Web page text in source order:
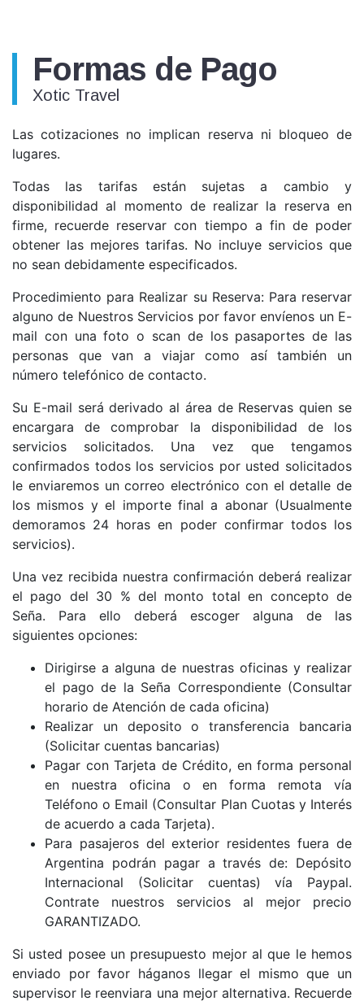
Formas de Pago
Xotic Travel
Las cotizaciones no implican reserva ni bloqueo de
lugares.
Todas las tarifas están sujetas a cambio y
disponibilidad al momento de realizar la reserva en
firme, recuerde reservar con tiempo a fin de poder
obtener las mejores tarifas. No incluye servicios que
no sean debidamente especificados.
Procedimiento para Realizar su Reserva: Para reservar
alguno de Nuestros Servicios por favor envíenos un E-
mail con una foto o scan de los pasaportes de las
personas que van a viajar como así también un
número telefónico de contacto.
Su E-mail será derivado al área de Reservas quien se
encargara de comprobar la disponibilidad de los
servicios solicitados. Una vez que tengamos
confirmados todos los servicios por usted solicitados
le enviaremos un correo electrónico con el detalle de
los mismos y el importe final a abonar (Usualmente
demoramos 24 horas en poder confirmar todos los
servicios).
Una vez recibida nuestra confirmación deberá realizar
el pago del 30 % del monto total en concepto de
Seña. Para ello deberá escoger alguna de las
siguientes opciones:
Dirigirse a alguna de nuestras oficinas y realizar
el pago de la Seña Correspondiente (Consultar
horario de Atención de cada oficina)
Realizar un deposito o transferencia bancaria
(Solicitar cuentas bancarias)
Pagar con Tarjeta de Crédito, en forma personal
en nuestra oficina o en forma remota vía
Teléfono o Email (Consultar Plan Cuotas y Interés
de acuerdo a cada Tarjeta).
Para pasajeros del exterior residentes fuera de
Argentina podrán pagar a través de: Depósito
Internacional (Solicitar cuentas) vía Paypal.
Contrate nuestros servicios al mejor precio
GARANTIZADO.
Si usted posee un presupuesto mejor al que le hemos
enviado por favor háganos llegar el mismo que un
supervisor le reenviara una mejor alternativa. Recuerde